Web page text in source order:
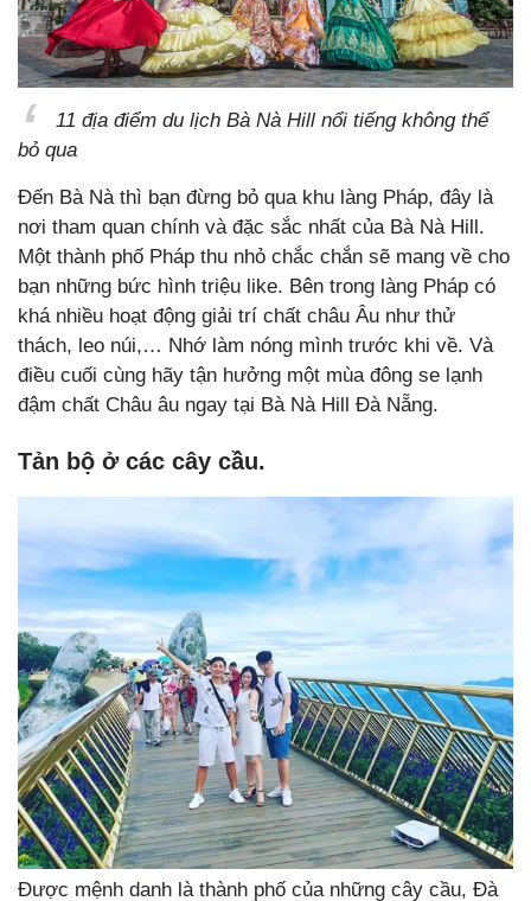
11 địa điểm du lịch Bà Nà Hill nổi tiếng không thể
bỏ qua
Đến Bà Nà thì bạn đừng bỏ qua khu làng Pháp, đây là
nơi tham quan chính và đặc sắc nhất của Bà Nà Hill.
Một thành phố Pháp thu nhỏ chắc chắn sẽ mang về cho
bạn những bức hình triệu like. Bên trong làng Pháp có
khá nhiều hoạt động giải trí chất châu Âu như thử
thách, leo núi,… Nhớ làm nóng mình trước khi về. Và
điều cuối cùng hãy tận hưởng một mùa đông se lạnh
đậm chất Châu âu ngay tại Bà Nà Hill Đà Nẵng.
Tản bộ ở các cây cầu.
Được mệnh danh là thành phố của những cây cầu, Đà